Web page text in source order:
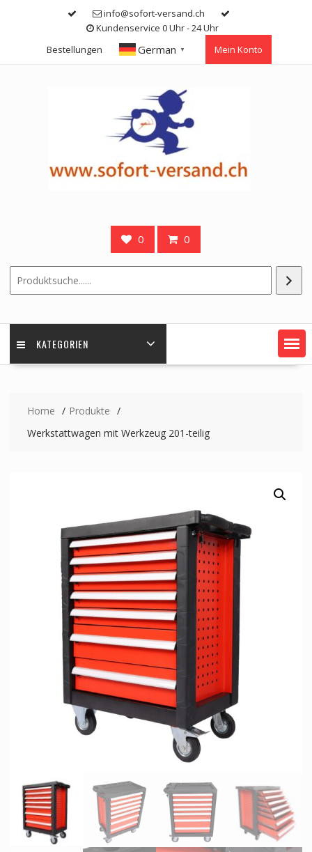
info@sofort-versand.ch
Kundenservice 0 Uhr - 24 Uhr
Bestellungen
German ▼ Mein Konto
0 0
KATEGORIEN
Home
Produkte
Werkstattwagen mit Werkzeug 201-teilig